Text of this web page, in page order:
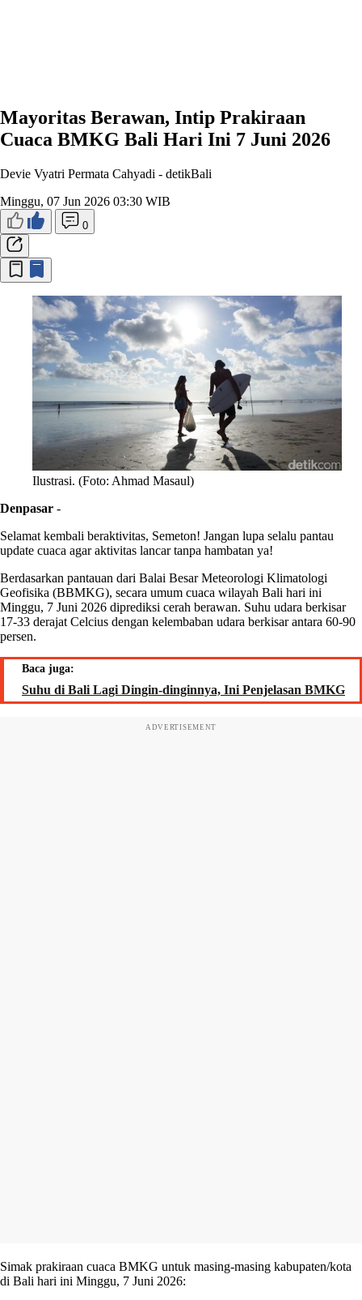
Mayoritas Berawan, Intip Prakiraan
Cuaca BMKG Bali Hari Ini 7 Juni 2026
Devie Vyatri Permata Cahyadi - detikBali
Minggu, 07 Jun 2026 03:30 WIB
0
Ilustrasi. (Foto: Ahmad Masaul)
Denpasar -
Selamat kembali beraktivitas, Semeton! Jangan lupa selalu pantau
update cuaca agar aktivitas lancar tanpa hambatan ya!
Berdasarkan pantauan dari Balai Besar Meteorologi Klimatologi
Geofisika (BBMKG), secara umum cuaca wilayah Bali hari ini
Minggu, 7 Juni 2026 diprediksi cerah berawan. Suhu udara berkisar
17-33 derajat Celcius dengan kelembaban udara berkisar antara 60-90
persen.
Baca juga:
Suhu di Bali Lagi Dingin-dinginnya, Ini Penjelasan BMKG
ADVERTISEMENT
Simak prakiraan cuaca BMKG untuk masing-masing kabupaten/kota
di Bali hari ini Minggu, 7 Juni 2026: